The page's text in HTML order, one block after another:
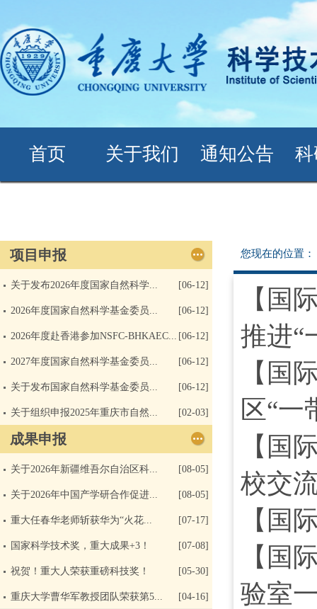
首页 关于我们 通知公告
项目申报
关于发布2026年度国家自然科学... [06-12]
2026年度国家自然科学基金委员... [06-12]
2026年度赴香港参加NSFC-BHKAEC... [06-12]
2027年度国家自然科学基金委员... [06-12]
关于发布国家自然科学基金委员... [06-12]
关于组织申报2025年重庆市自然... [02-03]
成果申报
关于2026年新疆维吾尔自治区科... [08-05]
关于2026年中国产学研合作促进... [08-05]
重大任春华老师斩获华为“火花... [07-17]
国家科学技术奖，重大成果+3！ [07-08]
祝贺！重大人荣获重磅科技奖！ [05-30]
重庆大学曹华军教授团队荣获第5... [04-16]
您现在的位置：
【国
推进“
【国
区“
【国
校交
【国
【国
验室